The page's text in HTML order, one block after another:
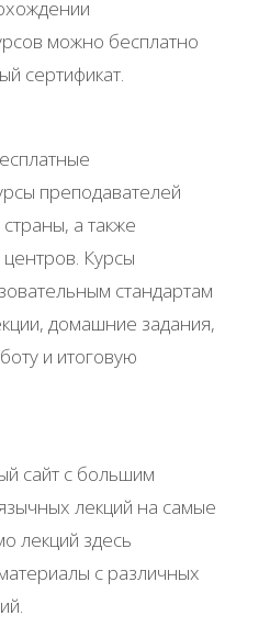
можно бесплатно
сертификат.
преподавателей
а также
Курсы
стандартам
домашние задания,
и итоговую
сайт с большим
лекций на самые
лекций здесь
с различных